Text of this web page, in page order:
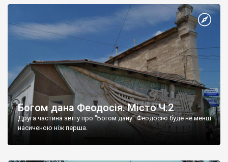
Богом дана Феодосія. Місто Ч.2
Друга частина звіту про "Богом дану" Феодосію буде не менш
насиченою ніж перша.